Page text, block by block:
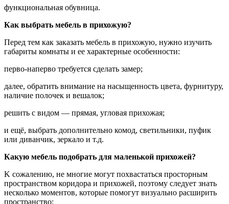
функциональная обувница.
Как выбрать мебель в прихожую?
Перед тем как заказать мебель в прихожую, нужно изучить
габариты комнаты и ее характерные особенности:
перво-наперво требуется сделать замер;
далее, обратить внимание на насыщенность цвета, фурнитуру,
наличие полочек и вешалок;
решить с видом — прямая, угловая прихожая;
и ещё, выбрать дополнительно комод, светильники, пуфик
или диванчик, зеркало и т.д.
Какую мебель подобрать для маленькой прихожей?
K сожалению, не многие могут похвастаться просторным
пространством коридора и прихожей, поэтому следует знать
несколько моментов, которые помогут визуально расширить
пространство: